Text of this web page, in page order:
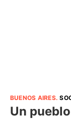
BUENOS AIRES.
Un